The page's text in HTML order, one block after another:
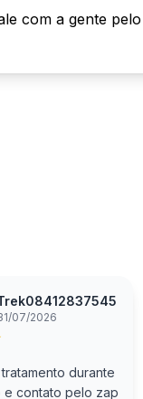
com a gente
07/2026
durante
e contato pelo zap